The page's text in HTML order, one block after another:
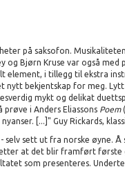
på saksofon.
Bjørn Kruse var også
element, i tillegg til ekstra
nytt bekjentskap for meg.
mykt og delikat
i Anders Eliassons Poem
[...]" Guy Rickards,
sett ut fra norske øyne. Å
at det blir framført første
som presenteres.